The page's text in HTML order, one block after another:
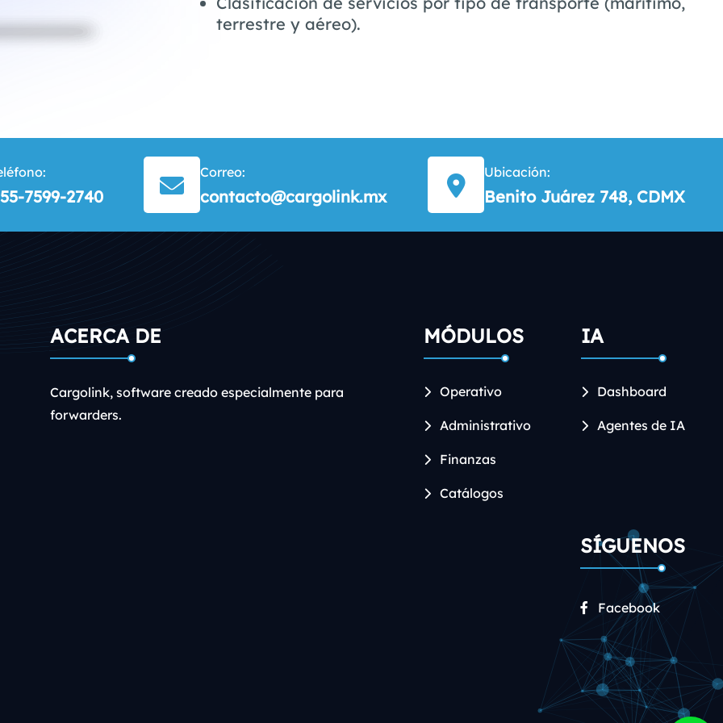
terrestre y aéreo).
7599-2740
Correo:
contacto@cargolink.mx
Ubicación:
Benito Juárez 748, CDMX
ACERCA DE
Cargolink, software creado especialmente para
forwarders.
MÓDULOS
Operativo
Administrativo
Finanzas
Catálogos
IA
Dashboard
Agentes de IA
SÍGUENOS
Facebook